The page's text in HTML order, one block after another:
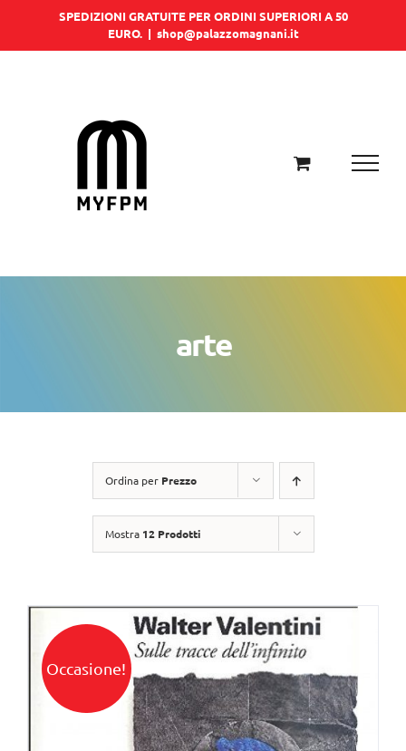
SPEDIZIONI GRATUITE PER ORDINI SUPERIORI A 50
EURO. | shop@palazzomagnani.it
arte
Ordina per Prezzo
Mostra 12 Prodotti
Occasione!